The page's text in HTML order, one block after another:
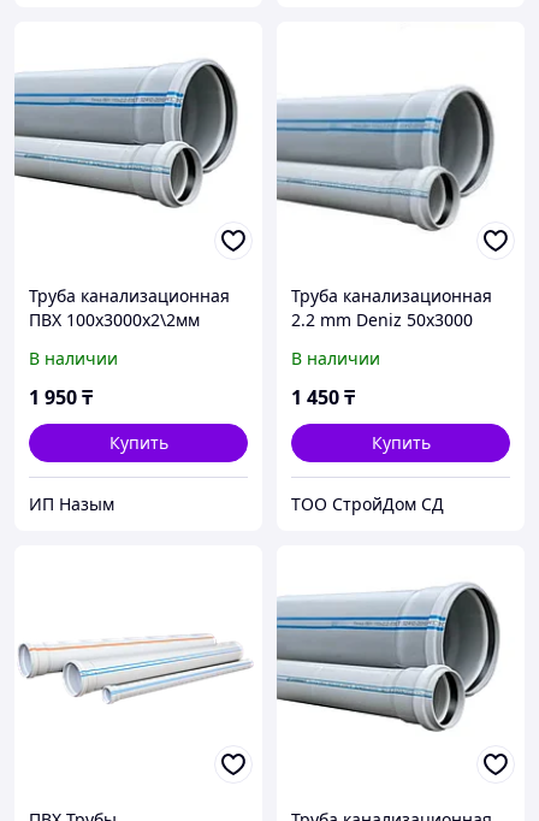
Труба канализационная
ПВХ 100х3000х2\2мм
В наличии
1 950₸
Купить
ИП Назым
Труба канализационная
2.2 mm Deniz 50х3000
В наличии
1 450₸
Купить
TOO CтpoйДoм CД